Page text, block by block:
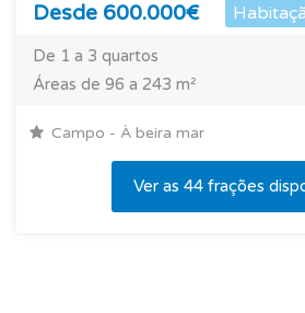
Desde 600.000€
De 1 a 3 quartos
Áreas de 96 a 243 m²
Campo - À beira mar
Ver as 44 frações